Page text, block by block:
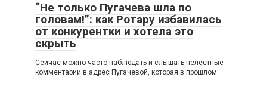
“Не только Пугачева шла по
головам!”: как Ротару избавилась
от конкурентки и хотела это
скрыть
Сейчас можно часто наблюдать и слышать нелестные
комментарии в адрес Пугачевой, которая в прошлом